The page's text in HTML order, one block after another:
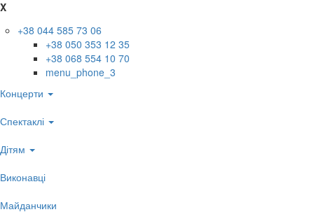
X
+38 044 585 73 06
+38 050 353 12 35
+38 068 554 10 70
menu_phone_3
Концерти
Спектаклі
Дітям
Виконавці
Майданчики